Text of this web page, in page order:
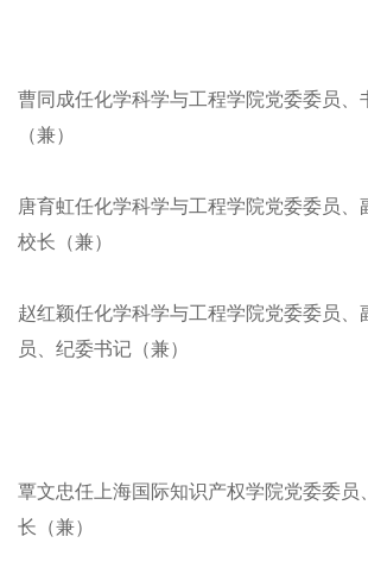
曹同成任化学科学与工程学院党委委员、
（兼）
唐育虹任化学科学与工程学院党委委员、
校长（兼）
赵红颖任化学科学与工程学院党委委员、
员、纪委书记（兼）
覃文忠任上海国际知识产权学院党委委员
长（兼）